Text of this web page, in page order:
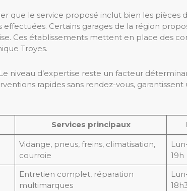
que le service proposé inclut bien les
Certains garages de la région
Ces établissements mettent en place des
Troyes.
niveau d’expertise reste un facteur
rapides sans rendez-vous,
Services principaux
Vidange, pneus, freins, climatisation,
courroie
19h
Entretien complet, réparation
multimarques